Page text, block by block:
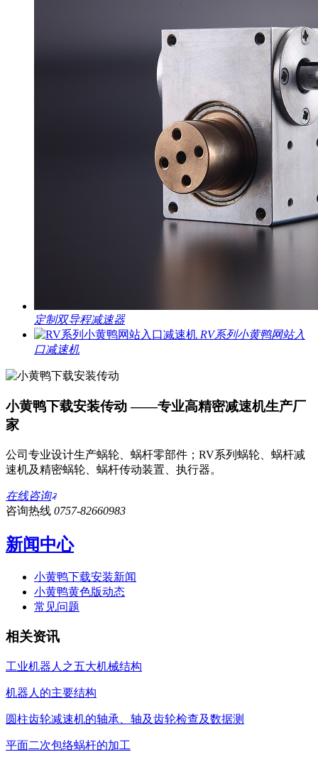
定制双导程减速器
RV系列小黄鸭网站入
口减速机
小黄鸭下载安装传动 ——专业高精密减速机生产厂
家
公司专业设计生产蜗轮、蜗杆零部件；RV系列蜗轮、蜗杆减
速机及精密蜗轮、蜗杆传动装置、执行器。
在线咨询
咨询热线 0757-82660983
新闻中心
小黄鸭下载安装新闻
小黄鸭黄色版动态
常见问题
相关资讯
工业机器人之五大机械结构
机器人的主要结构
圆柱齿轮减速机的轴承、轴及齿轮检查及数据测
平面二次包络蜗杆的加工